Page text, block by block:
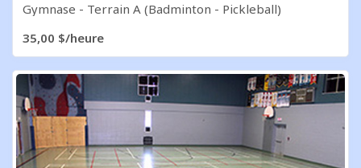
Gymnase - Terrain A (Badminton - Pickleball)
35,00 $/heure